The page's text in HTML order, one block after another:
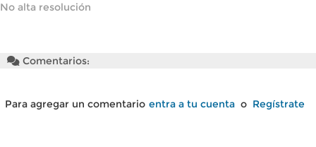
No alta resolución
Comentarios:
Para agregar un comentario entra a tu cuenta o Regístrate